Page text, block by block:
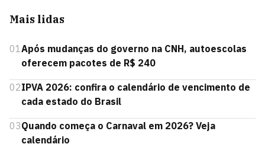
Mais lidas
01Após mudanças do governo na CNH, autoescolas
oferecem pacotes de R$ 240
02IPVA 2026: confira o calendário de vencimento de
cada estado do Brasil
03Quando começa o Carnaval em 2026? Veja
calendário